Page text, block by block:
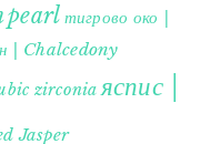
pearl тигрово око |
| Chalcedony
zirconia яспис |
Jasper